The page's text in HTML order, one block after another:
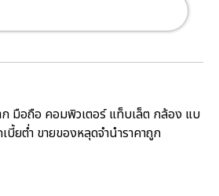
มือถือ คอมพิวเตอร์ แท็บเล็ต กล้อง แบ
บี้ยต่ำ ขายของหลุดจำนำราคาถูก